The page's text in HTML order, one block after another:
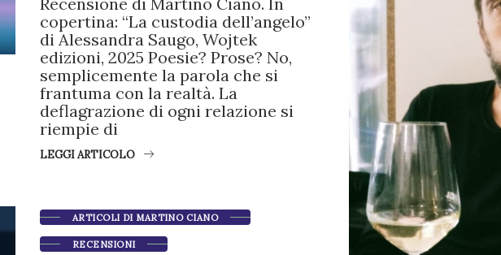
copertina: “La custodia dell’angelo”
di Alessandra Saugo, Wojtek
edizioni, 2025 Poesie? Prose? No,
semplicemente la parola che si
frantuma con la realtà. La
deflagrazione di ogni relazione si
riempie di
LEGGI ARTICOLO
ARTICOLI DI MARTINO CIANO
RECENSIONI